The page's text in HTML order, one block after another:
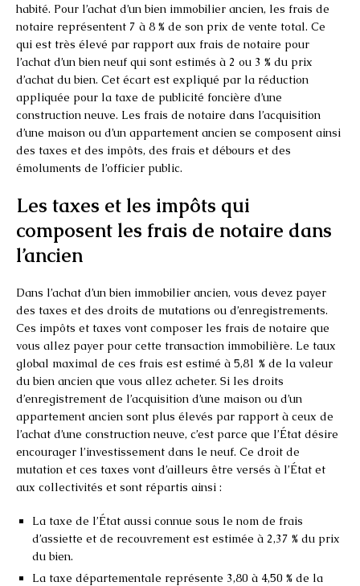
habité. Pour l’achat d’un bien immobilier ancien, les frais de
notaire représentent 7 à 8 % de son prix de vente total. Ce
qui est très élevé par rapport aux frais de notaire pour
l’achat d’un bien neuf qui sont estimés à 2 ou 3 % du prix
d’achat du bien. Cet écart est expliqué par la réduction
appliquée pour la taxe de publicité foncière d’une
construction neuve. Les frais de notaire dans l’acquisition
d’une maison ou d’un appartement ancien se composent ainsi
des taxes et des impôts, des frais et débours et des
émoluments de l’officier public.
Les taxes et les impôts qui
composent les frais de notaire dans
l’ancien
Dans l’achat d’un bien immobilier ancien, vous devez payer
des taxes et des droits de mutations ou d’enregistrements.
Ces impôts et taxes vont composer les frais de notaire que
vous allez payer pour cette transaction immobilière. Le taux
global maximal de ces frais est estimé à 5,81 % de la valeur
du bien ancien que vous allez acheter. Si les droits
d’enregistrement de l’acquisition d’une maison ou d’un
appartement ancien sont plus élevés par rapport à ceux de
l’achat d’une construction neuve, c’est parce que l’État désire
encourager l’investissement dans le neuf. Ce droit de
mutation et ces taxes vont d’ailleurs être versés à l’État et
aux collectivités et sont répartis ainsi :
La taxe de l’État aussi connue sous le nom de frais
d’assiette et de recouvrement est estimée à 2,37 % du prix
du bien.
La taxe départementale représente 3,80 à 4,50 % de la